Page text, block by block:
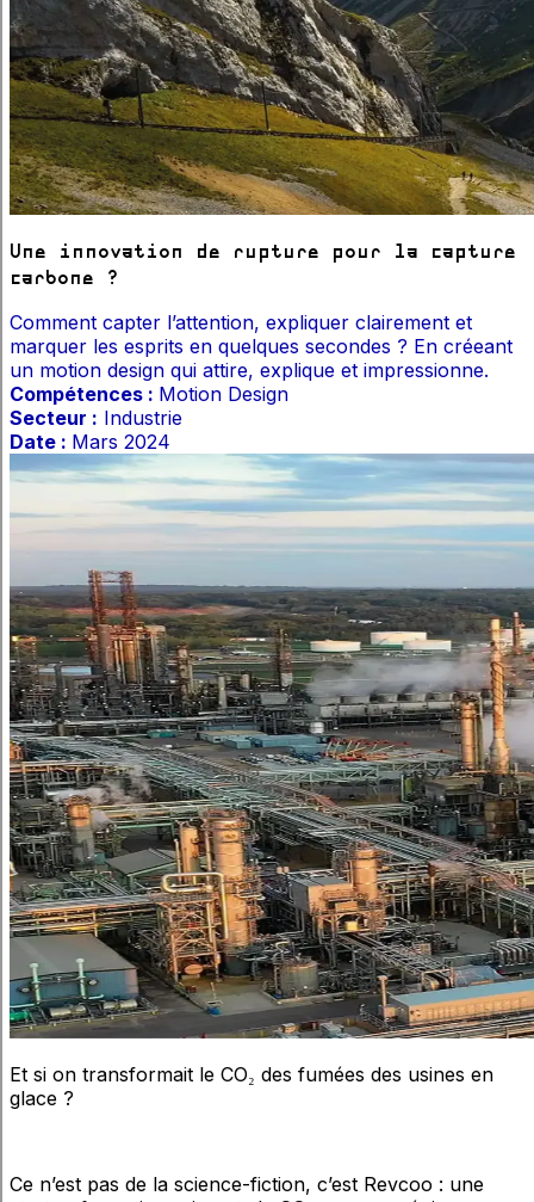
Une innovation de rupture pour la capture
carbone ?
Comment capter l’attention, expliquer clairement et
marquer les esprits en quelques secondes ? En créeant
un motion design qui attire, explique et impressionne.
Compétences : Motion Design
Secteur : Industrie
Date : Mars 2024
Et si on transformait le CO₂ des fumées des usines en
glace ?
Ce n’est pas de la science-fiction, c’est Revcoo : une